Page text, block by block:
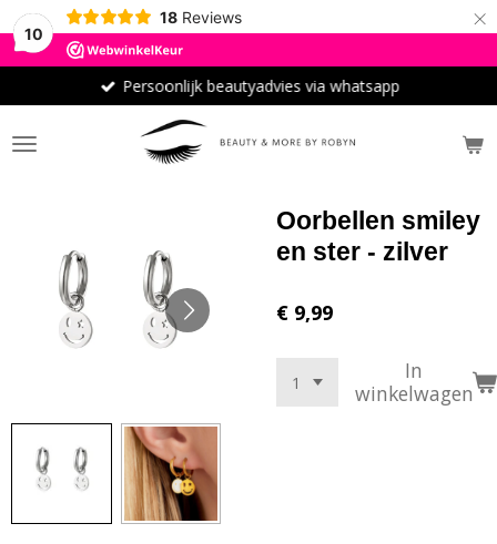
10
18 Reviews ×
Persoonlijk beautyadvies via whatsapp
Oorbellen smiley
en ster - zilver
€ 9,99
In
winkelwagen